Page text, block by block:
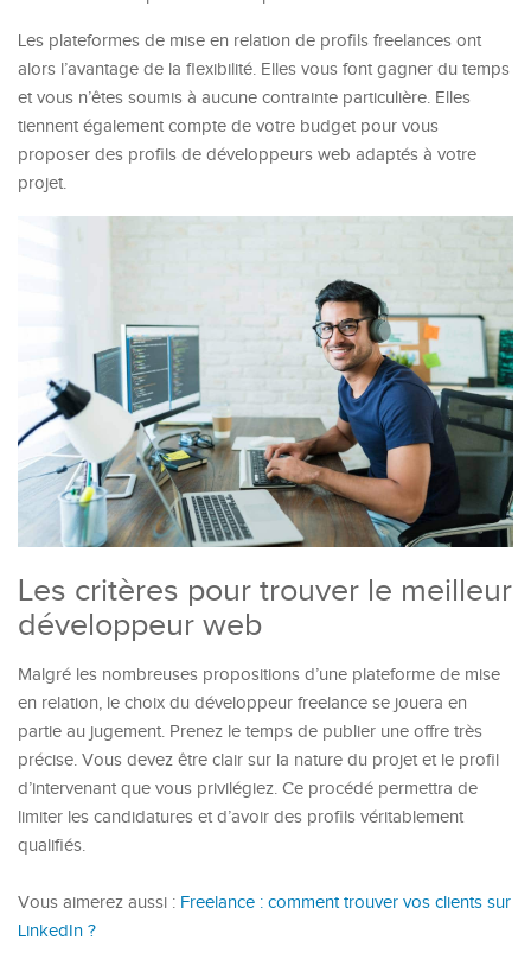
Les plateformes de mise en relation de profils freelances ont
alors l’avantage de la flexibilité. Elles vous font gagner du temps
et vous n’êtes soumis à aucune contrainte particulière. Elles
tiennent également compte de votre budget pour vous
proposer des profils de développeurs web adaptés à votre
projet.
Les critères pour trouver le meilleur
développeur web
Malgré les nombreuses propositions d’une plateforme de mise
en relation, le choix du développeur freelance se jouera en
partie au jugement. Prenez le temps de publier une offre très
précise. Vous devez être clair sur la nature du projet et le profil
d’intervenant que vous privilégiez. Ce procédé permettra de
limiter les candidatures et d’avoir des profils véritablement
qualifiés.
Vous aimerez aussi : Freelance : comment trouver vos clients sur
LinkedIn ?